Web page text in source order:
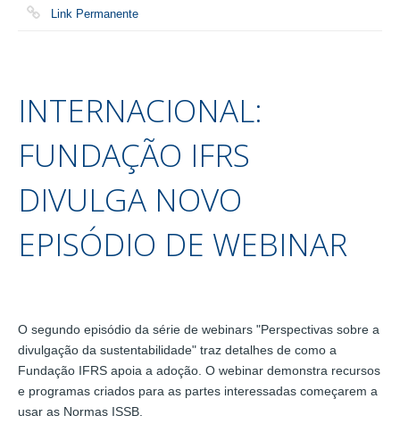
Link Permanente
INTERNACIONAL:
FUNDAÇÃO IFRS
DIVULGA NOVO
EPISÓDIO DE WEBINAR
O segundo episódio da série de webinars "Perspectivas sobre a
divulgação da sustentabilidade" traz detalhes de como a
Fundação IFRS apoia a adoção. O webinar demonstra recursos
e programas criados para as partes interessadas começarem a
usar as Normas ISSB.